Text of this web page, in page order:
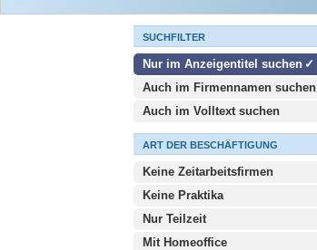
SUCHFILTER
Nur im Anzeigentitel suchen
Auch im Firmennamen suchen
Auch im Volltext suchen
ART DER BESCHÄFTIGUNG
Keine Zeitarbeitsfirmen
Keine Praktika
Nur Teilzeit
Mit Homeoffice